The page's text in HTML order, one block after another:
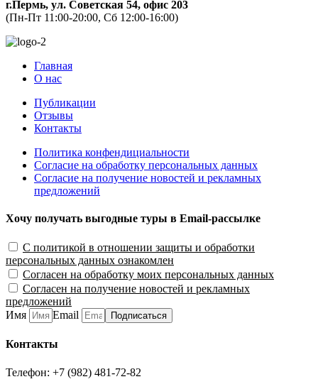
г.Пермь, ул. Советская 54, офис 203
(Пн-Пт 11:00-20:00, Сб 12:00-16:00)
Главная
О нас
Публикации
Отзывы
Контакты
Политика конфендициальности
Согласие на обработку персональных данных
Согласие на получение новостей и рекламных
предложений
Хочу получать выгодные туры в Email-рассылке
С политикой в отношении защиты и обработки
персональных данных ознакомлен
Согласен на обработку моих персональных данных
Согласен на получение новостей и рекламных
предложений
Имя
Email Подписаться
Контакты
Телефон: +7 (982) 481-72-82